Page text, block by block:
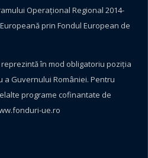
Operațional Regional 2014-
prin Fondul European de
în mod obligatoriu poziţia
a Guvernului României. Pentru
programe cofinantate de
ue.ro